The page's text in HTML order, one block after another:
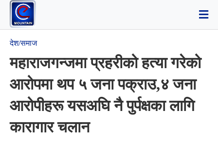
देश/समाज
महाराजगन्जमा प्रहरीको हत्या गरेको
आरोपमा थप ५ जना पक्राउ,४ जना
आरोपीहरू यसअघि नै पुर्पक्षका लागि
कारागार चलान